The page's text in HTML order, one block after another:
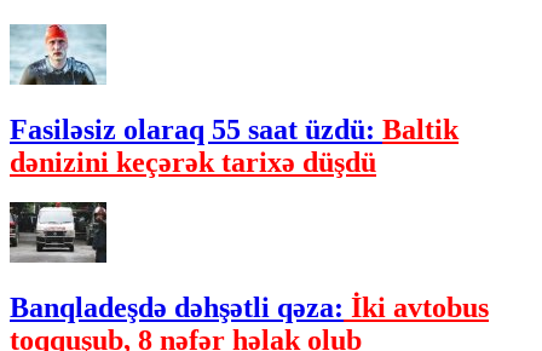
Fasiləsiz olaraq 55 saat üzdü: Baltik
dənizini keçərək tarixə düşdü
Banqladeşdə dəhşətli qəza: İki avtobus
toqquşub, 8 nəfər həlak olub